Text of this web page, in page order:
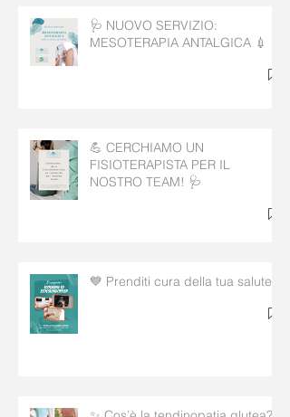
🩺 NUOVO SERVIZIO:
MESOTERAPIA ANTALGICA 💉
💪 CERCHIAMO UN
FISIOTERAPISTA PER IL
NOSTRO TEAM! 🩺
💙 Prenditi cura della tua salute!